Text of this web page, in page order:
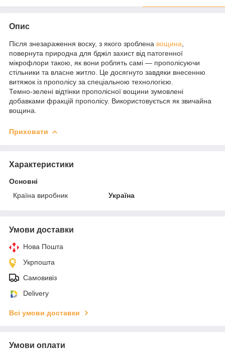
Опис
Після знезараження воску, з якого зроблена вощина
повернута природна для бджіл захист від патогенної
мікрофлори такою, як вони роблять самі — прополісуючи
стільники та власне житло. Це досягнуто завдяки внесенню
витяжок із прополісу за спеціальною технологією.
Темно-зелені відтінки прополісної вощини зумовлені
добавками фракцій прополісу. Використовується як звичайна
вощина.
Приховати
Характеристики
Основні
Країна виробник
Україна
Умови доставки
Нова Пошта
Укрпошта
Самовивіз
Delivery
Всі умови доставки
Умови оплати